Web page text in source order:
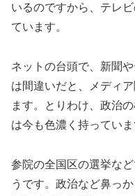
いるのですから、テレ
ています。
ネットの台頭で、新聞
は間違いだと、メディ
ます。とりわけ、政治
は今も色濃く持っていま
参院の全国区の選挙な
うです。政治など鼻っ